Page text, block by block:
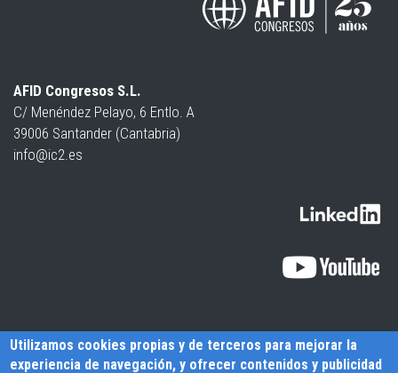
AFID Congresos S.L.
C/ Menéndez Pelayo, 6 Entlo. A
39006 Santander (Cantabria)
info@ic2.es
Utilizamos cookies propias y de terceros para mejorar la
experiencia de navegación, y ofrecer contenidos y publicidad